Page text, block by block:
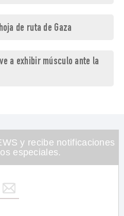
de ruta de Gaza
a exhibir músculo ante la
y recibe notificaciones
especiales.